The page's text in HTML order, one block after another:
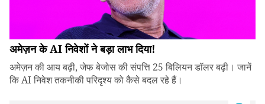
अमेज़न के AI निवेशों ने बड़ा लाभ दिया!
अमेज़न की आय बढ़ी, जेफ बेजोस की संपत्ति 25 बिलियन डॉलर बढ़ी। जानें
कि AI निवेश तकनीकी परिदृश्य को कैसे बदल रहे हैं।